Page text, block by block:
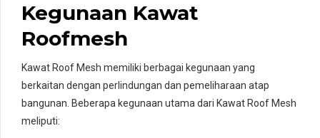
Kegunaan Kawat
Roofmesh
Kawat Roof Mesh memiliki berbagai kegunaan yang
berkaitan dengan perlindungan dan pemeliharaan atap
bangunan. Beberapa kegunaan utama dari Kawat Roof Mesh
meliputi: